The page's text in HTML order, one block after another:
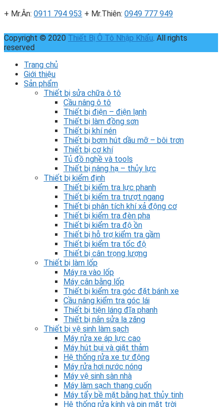
+ Mr.Ân: 0911 794 953 + Mr.Thiên: 0949 777 949
Copyright © 2020 Thiết Bị Ô Tô Nhập Khẩu. All rights
reserved
Trang chủ
Giới thiệu
Sản phẩm
Thiết bị sửa chữa ô tô
Cầu nâng ô tô
Thiết bị điện – điện lạnh
Thiết bị làm đồng sơn
Thiết bị khí nén
Thiết bị bơm hút dầu mỡ – bôi trơn
Thiết bị cơ khí
Tủ đồ nghề và tools
Thiết bị nâng hạ – thủy lực
Thiết bị kiểm định
Thiết bị kiểm tra lực phanh
Thiết bị kiểm tra trượt ngang
Thiết bị phân tích khí xả động cơ
Thiết bị kiểm tra đèn pha
Thiết bị kiểm tra độ ồn
Thiết bị hỗ trợ kiểm tra gầm
Thiết bị kiểm tra tốc độ
Thiết bị cân trọng lượng
Thiết bị làm lốp
Máy ra vào lốp
Máy cân bằng lốp
Thiết bị kiểm tra góc đặt bánh xe
Cầu nâng kiểm tra góc lái
Thiết bị tiện láng đĩa phanh
Thiết bị nắn sửa la zăng
Thiết bị vệ sinh làm sạch
Máy rửa xe áp lực cao
Máy hút bụi và giặt thảm
Hệ thống rửa xe tự động
Máy rửa hơi nước nóng
Máy vệ sinh sàn nhà
Máy làm sạch thang cuốn
Máy tẩy bề mặt bằng hạt thủy tinh
Hệ thống rửa kính và pin mặt trời